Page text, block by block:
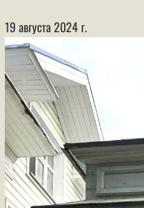
19 августа 2024 г.